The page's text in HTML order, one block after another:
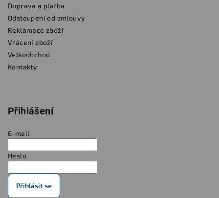
Doprava a platba
Odstoupení od smlouvy
Reklamace zboží
Vrácení zboží
Velkoobchod
Kontakty
Přihlášení
E-mail
Heslo
Přihlásit se